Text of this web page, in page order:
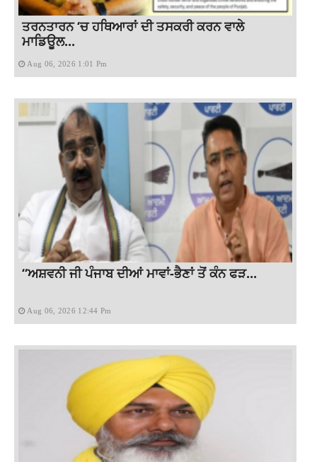
ਤਰਨਤਾਰਨ ‘ਚ ਹਥਿਆਰਾਂ ਦੀ ਤਸਕਰੀ ਕਰਨ ਵਾਲੇ
ਮਾਡਿਊਲ...
Aug 06, 2026 1:01 Pm
“ਅਸ਼ਵਨੀ ਜੀ ਪੰਜਾਬ ਦੀਆਂ ਮਾਵਾਂ-ਭੈਣਾਂ ਤੋਂ ਕੰਨ ਫੜ...
Aug 06, 2026 12:44 Pm